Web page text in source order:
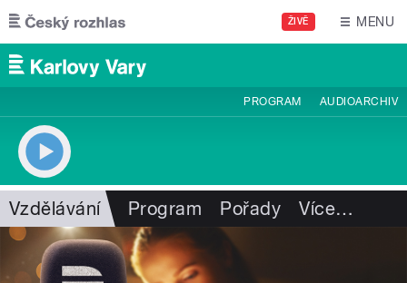
Přejít k hlavnímu obsahu
ŽIVĚ MENU
PROGRAM AUDIOARCHIV
Vzdělávání Program Pořady Více…